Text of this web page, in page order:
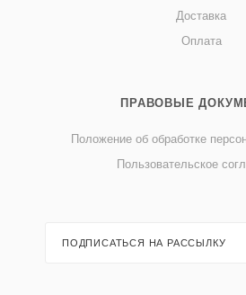
Доставка
Оплата
ПРАВОВЫЕ
Положение об обработке
Пользовательское
ПОДПИСАТЬСЯ НА РАССЫЛКУ